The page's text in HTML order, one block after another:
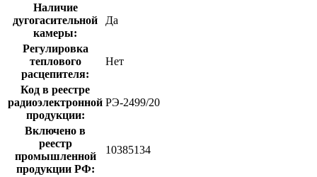
Наличие
дугогасительной
камеры:
Да
Регулировка
теплового
расцепителя:
Нет
Код в реестре
радиоэлектронной
продукции:
РЭ-2499/20
Включено в
реестр
промышленной
продукции РФ:
10385134